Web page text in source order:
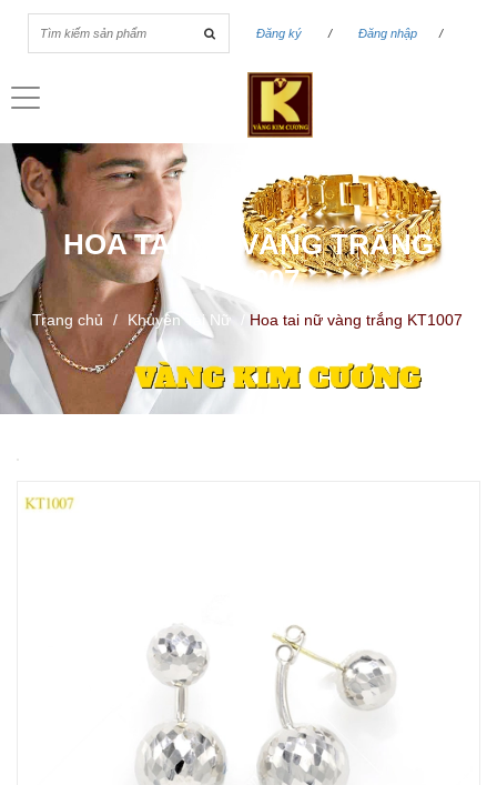
Đăng ký / Đăng nhập /
Toggle
HOA TAI NỮ VÀNG TRẮNG
KT1007
Trang chủ / Khuyên Tai Nữ / Hoa tai nữ vàng trắng KT1007